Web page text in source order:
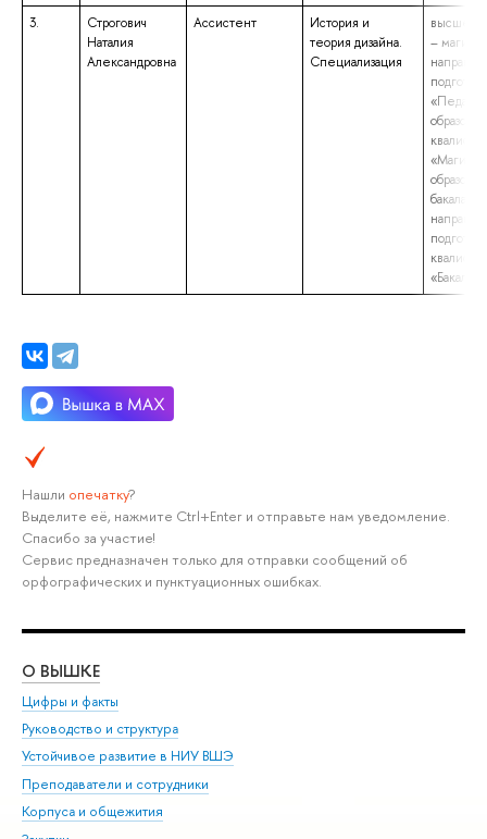
3.
Строгович
Наталия
Александровна
Ассистент
История и
теория дизайна.
Специализация
высшее
–
Нашли опечатку?
Выделите её, нажмите Ctrl+Enter и отправьте нам уведомление.
Спасибо за участие!
Сервис предназначен только для отправки сообщений об
орфографических и пунктуационных ошибках.
О ВЫШКЕ
Цифры и факты
Руководство и структура
Устойчивое развитие в НИУ ВШЭ
Преподаватели и сотрудники
Корпуса и общежития